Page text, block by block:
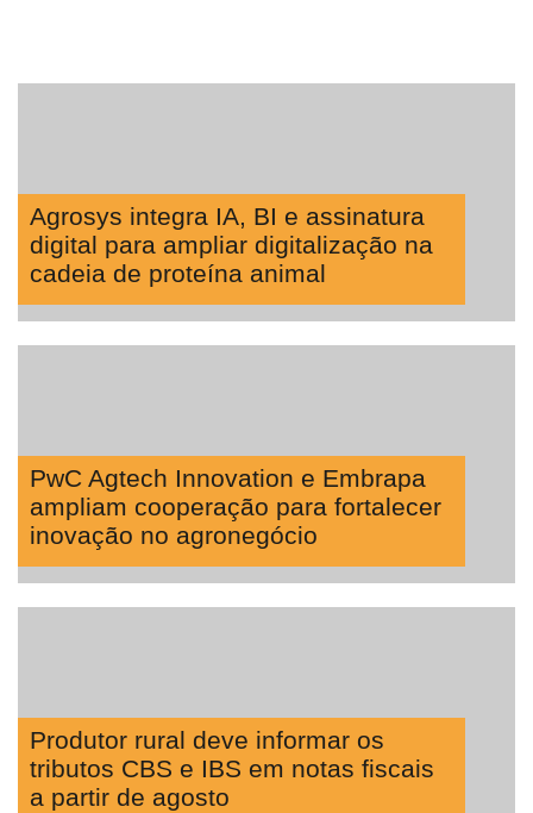
Agrosys integra IA, BI e assinatura
digital para ampliar digitalização na
cadeia de proteína animal
PwC Agtech Innovation e Embrapa
ampliam cooperação para fortalecer
inovação no agronegócio
Produtor rural deve informar os
tributos CBS e IBS em notas fiscais
a partir de agosto